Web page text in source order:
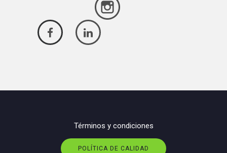
Términos y condiciones
POLÍTICA DE CALIDAD